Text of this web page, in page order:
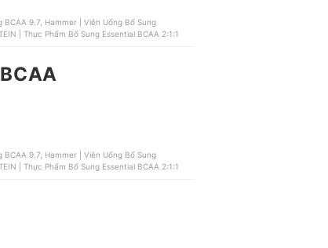
BCAA 9.7, Hammer | Viên Uống Bổ Sung
| Thực Phẩm Bổ Sung Essential BCAA 2:1:1
BCAA 9.7, Hammer | Viên Uống Bổ Sung
| Thực Phẩm Bổ Sung Essential BCAA 2:1:1